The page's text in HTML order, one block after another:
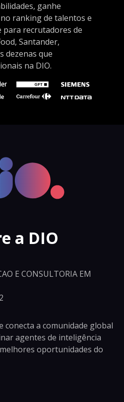
ganhe
ranking de talentos e
para recrutadores de
Santander,
dezenas que
na DIO.
a DIO
E CONSULTORIA EM
conecta a comunidade global
agentes de inteligência
oportunidades do